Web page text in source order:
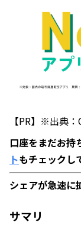
【PR】※出典
口座をまだお持
トもチェックし
シェアが急速に
サマリ